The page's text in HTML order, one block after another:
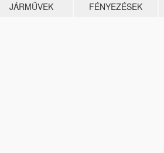
JÁRMŰVEK FÉNYEZÉSEK